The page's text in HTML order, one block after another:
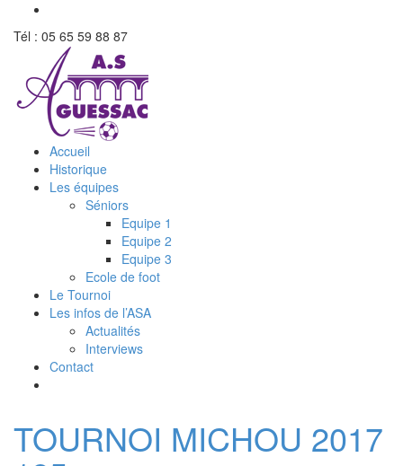
Tél : 05 65 59 88 87
Accueil
Historique
Les équipes
Séniors
Equipe 1
Equipe 2
Equipe 3
Ecole de foot
Le Tournoi
Les infos de l’ASA
Actualités
Interviews
Contact
TOURNOI MICHOU 2017